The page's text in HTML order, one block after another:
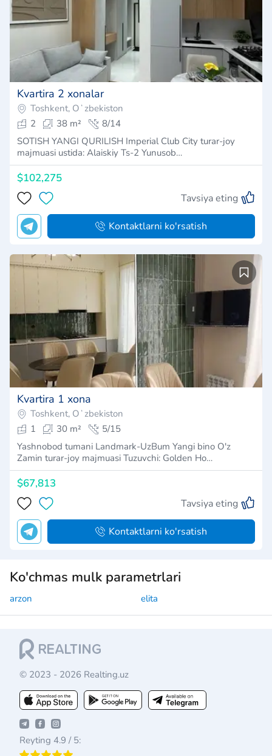
Kvartira 2 xonalar
Toshkent, Oʻzbekiston
2
38 m²
8/14
SOTISH YANGI QURILISH Imperial Club City turar-joy
majmuasi ustida: Alaiskiy Ts-2 Yunusob…
$102,275
Tavsiya eting
Kontaktlarni ko'rsatish
Kvartira 1 xona
Toshkent, Oʻzbekiston
1
30 m²
5/15
Yashnobod tumani Landmark-UzBum Yangi bino O'z
Zamin turar-joy majmuasi Tuzuvchi: Golden Ho…
$67,813
Tavsiya eting
Kontaktlarni ko'rsatish
Ko'chmas mulk parametrlari
arzon elita
© 2023 - 2026 Realting.uz
Reyting 4.9 / 5: